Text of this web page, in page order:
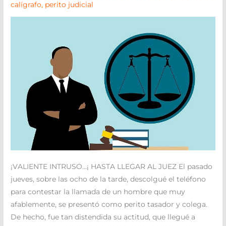
calígrafo, perito judicial
¡VALIENTE INTRUSO…¡ HASTA LLEGAR AL JUEZ El pasado
jueves, sobre las ocho de la tarde, descolgué el teléfono
para contestar la llamada de un hombre que muy
afablemente, se presentó como perito tasador y colega.
De hecho, fue tan distendida su actitud, que llegué a